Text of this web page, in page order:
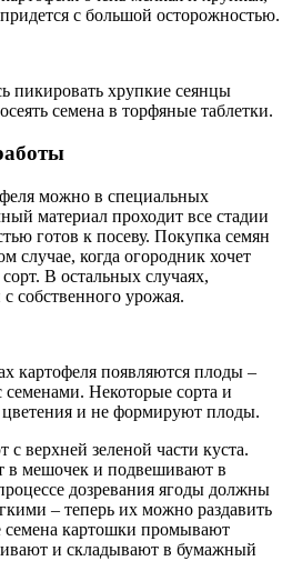
с большой осторожностью.
пикировать хрупкие сеянцы
семена в торфяные таблетки.
можно в специальных
материал проходит все стадии
готов к посеву. Покупка семян
случае, когда огородник хочет
В остальных случаях,
собственного урожая.
картофеля появляются плоды –
семенами. Некоторые сорта и
цветения и не формируют плоды.
верхней зеленой части куста.
в мешочек и подвешивают в
дозревания ягоды должны
– теперь их можно раздавить
семена картошки промывают
и складывают в бумажный